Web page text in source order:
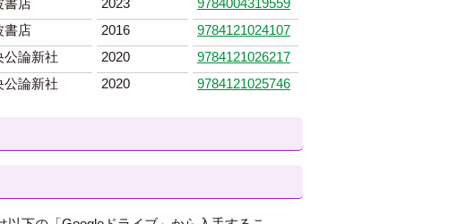
書店 2023
9784004319559
書店 2016
9784121024107
公論新社 2020
9784121026217
公論新社 2020 9784121025746